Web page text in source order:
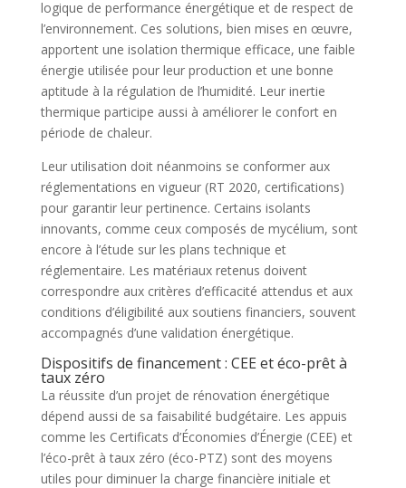
logique de performance énergétique et de respect de
l’environnement. Ces solutions, bien mises en œuvre,
apportent une isolation thermique efficace, une faible
énergie utilisée pour leur production et une bonne
aptitude à la régulation de l’humidité. Leur inertie
thermique participe aussi à améliorer le confort en
période de chaleur.
Leur utilisation doit néanmoins se conformer aux
réglementations en vigueur (RT 2020, certifications)
pour garantir leur pertinence. Certains isolants
innovants, comme ceux composés de mycélium, sont
encore à l’étude sur les plans technique et
réglementaire. Les matériaux retenus doivent
correspondre aux critères d’efficacité attendus et aux
conditions d’éligibilité aux soutiens financiers, souvent
accompagnés d’une validation énergétique.
Dispositifs de financement : CEE et éco-prêt à
taux zéro
La réussite d’un projet de rénovation énergétique
dépend aussi de sa faisabilité budgétaire. Les appuis
comme les Certificats d’Économies d’Énergie (CEE) et
l’éco-prêt à taux zéro (éco-PTZ) sont des moyens
utiles pour diminuer la charge financière initiale et